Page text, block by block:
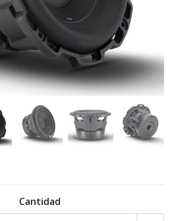
Cantidad